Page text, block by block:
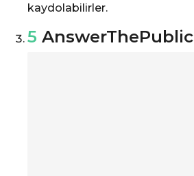
kaydolabilirler.
5 AnswerThePublic